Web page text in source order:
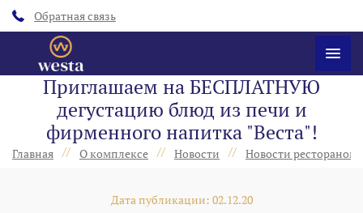
Обратная связь
Приглашаем на БЕСПЛАТНУЮ
дегустацию блюд из печи и
фирменного напитка "Веста"!
Главная // О комплексе // Новости // Новости ресторанов
Дата публикации: 02.12.20